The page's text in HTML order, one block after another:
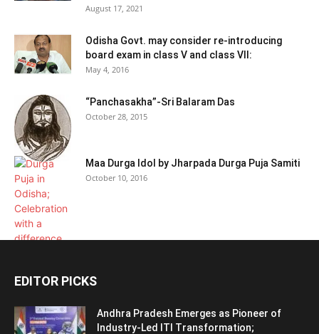
August 17, 2021
Odisha Govt. may consider re-introducing
board exam in class V and class VII:
May 4, 2016
“Panchasakha”-Sri Balaram Das
October 28, 2015
Maa Durga Idol by Jharpada Durga Puja Samiti
October 10, 2016
EDITOR PICKS
Andhra Pradesh Emerges as Pioneer of
Industry-Led ITI Transformation;